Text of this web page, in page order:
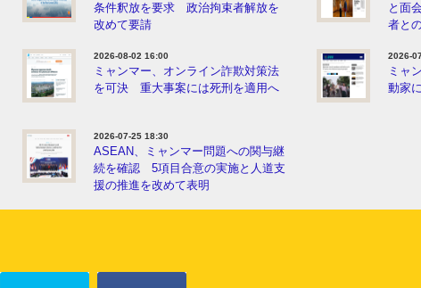
条件釈放を要求 政治拘束者解放を
改めて要請
と面
者と
2026-08-02 16:00
ミャンマー、オンライン詐欺対策法
を可決 重大事案には死刑を適用へ
2026-
ミャ
動家
2026-07-25 18:30
ASEAN、ミャンマー問題への関与継
続を確認 5項目合意の実施と人道支
援の推進を改めて表明